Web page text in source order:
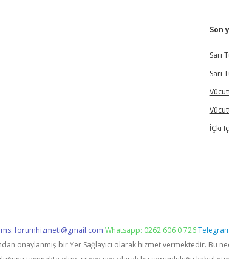
Son
Sarı
Sarı
İÇki
forumhizmeti@gmail.com Whatsapp: 0262 606 0 726
onaylanmış bir Yer Sağlayıcı olarak hizmet vermektedir.